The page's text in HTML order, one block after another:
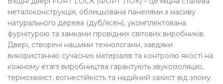
металоконструкція, облицьована панелями з масиву
натурального дерева (дуб/ясен), укомплектована
фурнітурою та замками провідних світових виробників.
Двері, створені нашими технологами, завдяки
використанню сучасних матеріалів та контролю якості на
кожному етапі виробництва гарантують звукоізоляцію,
термозахист, вогнестійкість та надійний захист від злому.